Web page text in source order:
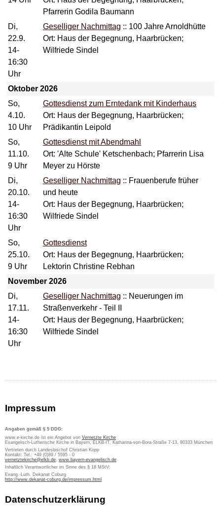
Pfarrerin Godila Baumann
Di,
22.9.
14-
16:30
Uhr
Geselliger Nachmittag :: 100 Jahre Arnoldhütte
Ort: Haus der Begegnung, Haarbrücken;
Wilfriede Sindel
Oktober 2026
So,
4.10.
10 Uhr
Gottesdienst zum Erntedank mit Kinderhaus
Ort: Haus der Begegnung, Haarbrücken;
Prädikantin Leipold
So,
11.10.
9 Uhr
Gottesdienst mit Abendmahl
Ort: 'Alte Schule' Ketschenbach; Pfarrerin Lisa
Meyer zu Hörste
Di,
20.10.
14-
16:30
Uhr
Geselliger Nachmittag :: Frauenberufe früher
und heute
Ort: Haus der Begegnung, Haarbrücken;
Wilfriede Sindel
So,
25.10.
9 Uhr
Gottesdienst
Ort: Haus der Begegnung, Haarbrücken;
Lektorin Christine Rebhan
November 2026
Di,
17.11.
14-
16:30
Uhr
Geselliger Nachmittag :: Neuerungen im
Straßenverkehr - Teil II
Ort: Haus der Begegnung, Haarbrücken;
Wilfriede Sindel
Impressum
Angaben gemäß § 5 DDG:
www.e-kirche.de ist ein Angebot von Vernetzte Kirche
Evangelisch-Lutherische Kirche in Bayern, ELKB-IT, Katharina-von-Bora-Straße 7-13, 80333 München
Vertreten durch Landesbischof Christian Kopp
Kontakt: Tel.: +49 (0)89 / 5595 - 0
vernetztekirche@elkb.de, www.bayern-evangelisch.de
Inhaltlich Verantwortlicher im Sinne des § 18 MStV:
Evang.-Luth. Dekanat Coburg
http://www.dekanat-coburg.de/impressum.html
Datenschutzerklärung